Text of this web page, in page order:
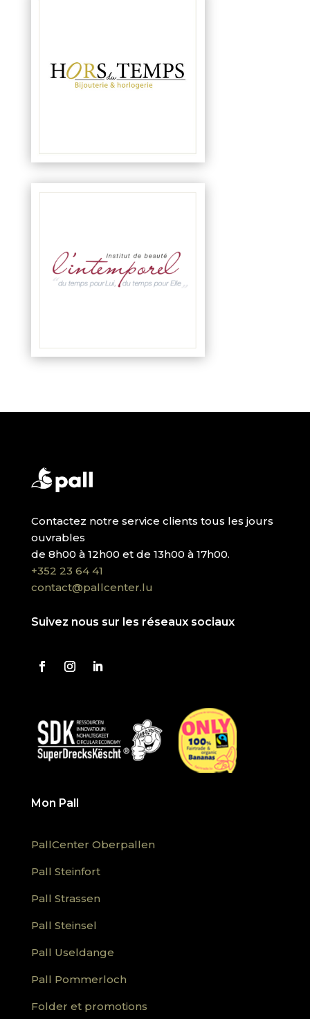
Contactez notre service clients tous les jours
ouvrables
de 8h00 à 12h00 et de 13h00 à 17h00.
+352 23 64 41
contact@pallcenter.lu
Suivez nous sur les réseaux sociaux
Mon Pall
PallCenter Oberpallen
Pall Steinfort
Pall Strassen
Pall Steinsel
Pall Useldange
Pall Pommerloch
Folder et promotions